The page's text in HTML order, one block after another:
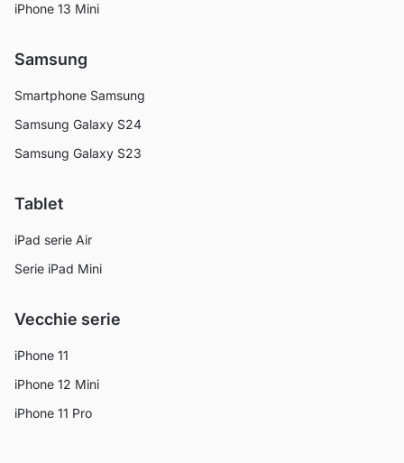
iPhone 13 Mini
Samsung
Smartphone Samsung
Samsung Galaxy S24
Samsung Galaxy S23
Tablet
iPad serie Air
Serie iPad Mini
Vecchie serie
iPhone 11
iPhone 12 Mini
iPhone 11 Pro